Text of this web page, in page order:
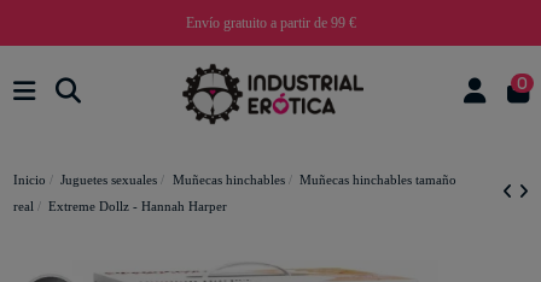
Envío gratuito a partir de 99 €
0
Inicio Juguetes sexuales Muñecas hinchables
Muñecas hinchables tamaño
real
Extreme Dollz - Hannah Harper